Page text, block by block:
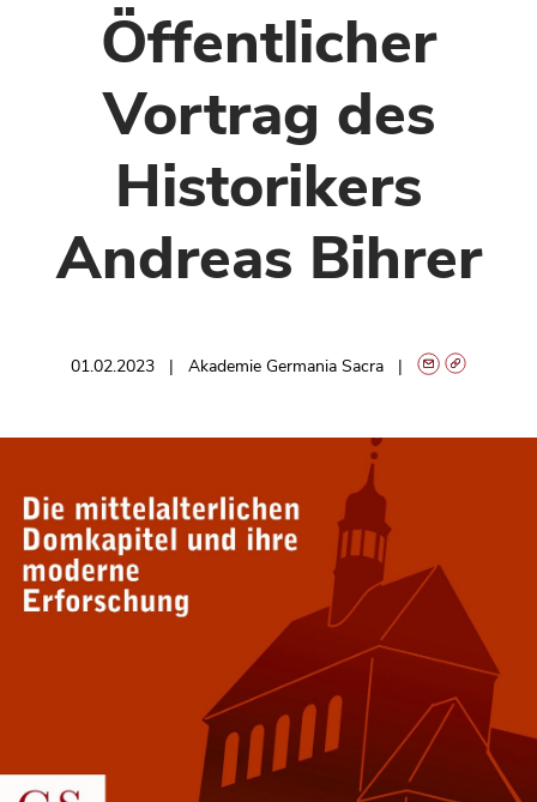
Öffentlicher
Vortrag des
Historikers
Andreas Bihrer
01.02.2023 Akademie Germania Sacra